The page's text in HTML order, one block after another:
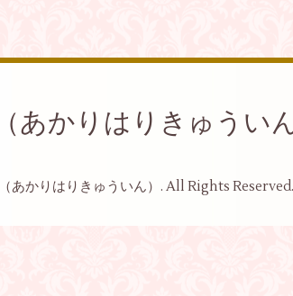
あかりはりきゅうい
あかりはりきゅういん） . All Rights Reserved.